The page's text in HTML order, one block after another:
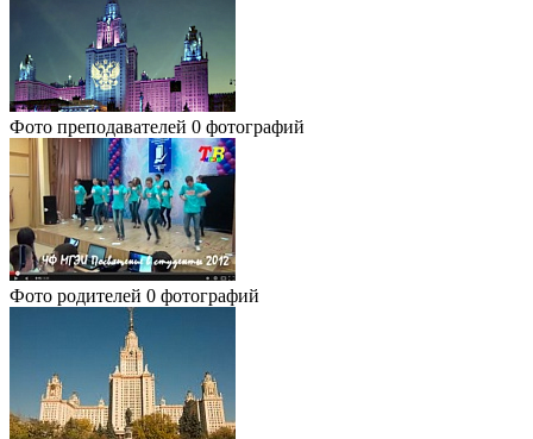
Фото преподавателей 0 фотографий
Фото родителей 0 фотографий